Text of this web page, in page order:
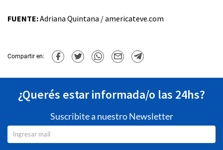
FUENTE:Adriana Quintana / americateve.com
Compartir en:
¿Querés estar informada/o las 24hs?
Suscribite a nuestro Newsletter